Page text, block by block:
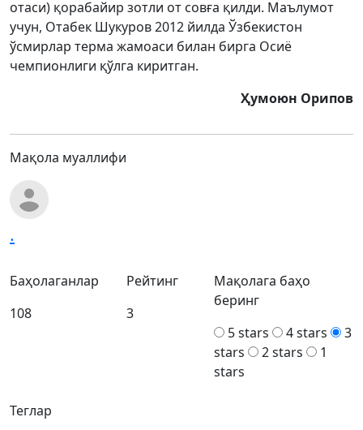
отаси) қорабайир зотли от совға қилди. Маълумот
учун, Отабек Шукуров 2012 йилда Ўзбекистон
ўсмирлар терма жамоаси билан бирга Осиё
чемпионлиги қўлга киритган.
Ҳумоюн Орипов
Мақола муаллифи
.
Теглар
Баҳолаганлар
108
Рейтинг
3
Мақолага баҳо
беринг
5 stars
4 stars
3
stars
2 stars
1
stars